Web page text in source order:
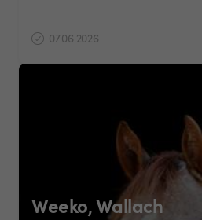
07.06.2026
Weeko, Wallach